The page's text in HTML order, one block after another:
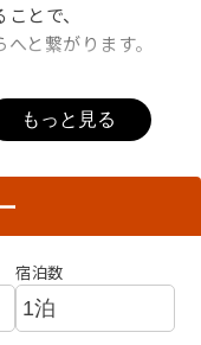
とで、
と繋がります。
、薫り高く、美しく
もっと見る
宿泊数